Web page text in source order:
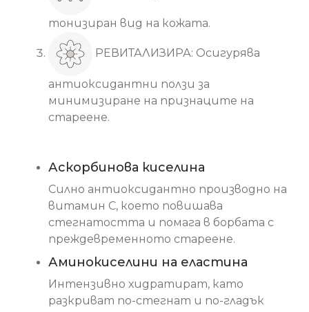
тонизиран вид на кожата.
РЕВИТАЛИЗИРА: Осигурява
антиоксидантни ползи за
минимизиране на признаците на
стареене.
Аскорбинова киселина
Силно антиоксидантно производно на
витамин C, което повишава
стегнатостта и помага в борбата с
преждевременното стареене.
Аминокиселини на еластина
Интензивно хидратират, като
разкриват по-стегнат и по-гладък